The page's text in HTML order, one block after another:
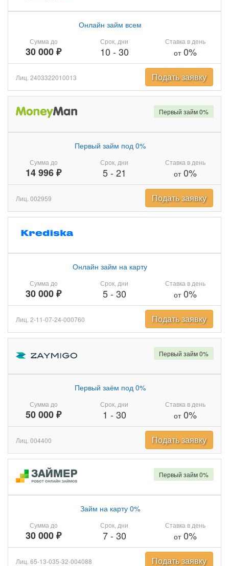
Сумма до
30 000 ₽
Онлайн займ всем
Срок, дни
10 - 30
Ставка в день
от0%
Лиц. 2403322010013 Подать заявку
Сумма до
14 996 ₽
Первый займ под 0%
Срок, дни
5- 21
Ставка в день
от0%
Первый займ 0%
Лиц. 002959 Подать заявку
Сумма до
30 000 ₽
Онлайн займ на карту
Срок, дни
5- 30
Ставка в день
от0%
Лиц. 2-11-07-24-000760 Подать заявку
Сумма до
50 000 ₽
Первый заём под 0%
Срок, дни
1 - 30
Ставка в день
от0%
Первый займ 0%
Лиц. 004400 Подать заявку
Сумма до
30 000 ₽
Займ на карту 0%
Срок, дни
7- 30
Ставка в день
от0%
Первый займ 0%
Лиц. 65-13-035-32-004088 Подать заявку